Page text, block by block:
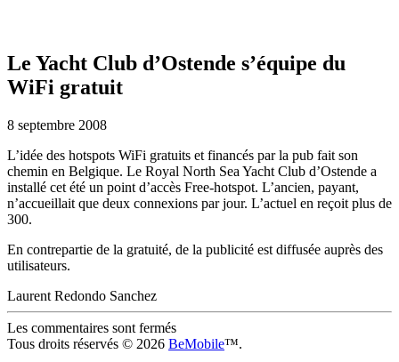
Le Yacht Club d’Ostende s’équipe du
WiFi gratuit
8 septembre 2008
L’idée des hotspots WiFi gratuits et financés par la pub fait son
chemin en Belgique. Le Royal North Sea Yacht Club d’Ostende a
installé cet été un point d’accès Free-hotspot. L’ancien, payant,
n’accueillait que deux connexions par jour. L’actuel en reçoit plus de
300.
En contrepartie de la gratuité, de la publicité est diffusée auprès des
utilisateurs.
Laurent Redondo Sanchez
Les commentaires sont fermés
Tous droits réservés © 2026 BeMobile™.